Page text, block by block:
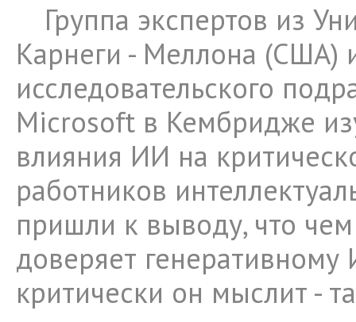
Группа экспертов из
Карнеги - Меллона (США)
исследовательского
Microsoft в Кембридже
влияния ИИ на
работников
пришли к выводу, что
доверяет
критически он мыслит -